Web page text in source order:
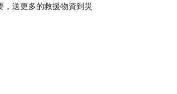
送更多的救援物資到災